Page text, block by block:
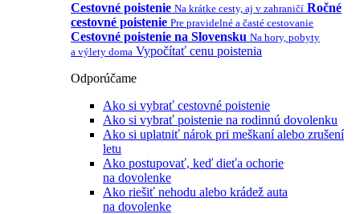
Cestovné poistenie Na krátke cesty, aj v zahraničí Ročné
cestovné poistenie Pre pravidelné a časté cestovanie
Cestovné poistenie na Slovensku Na hory, pobyty
a výlety doma Vypočítať cenu poistenia
Odporúčame
Ako si vybrať cestovné poistenie
Ako si vybrať poistenie na rodinnú dovolenku
Ako si uplatniť nárok pri meškaní alebo zrušení
letu
Ako postupovať, keď dieťa ochorie
na dovolenke
Ako riešiť nehodu alebo krádež auta
na dovolenke